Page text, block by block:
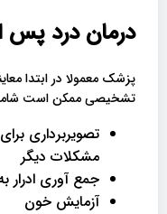
درمان درد پس
پزشک معمولا در ابتدا
تشخیصی ممکن است شامل
تصویربرداری
مشکلات دیگر
جمع آوری ادرار به
آزمایش خون